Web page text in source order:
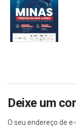
Deixe um
O seu endereço de